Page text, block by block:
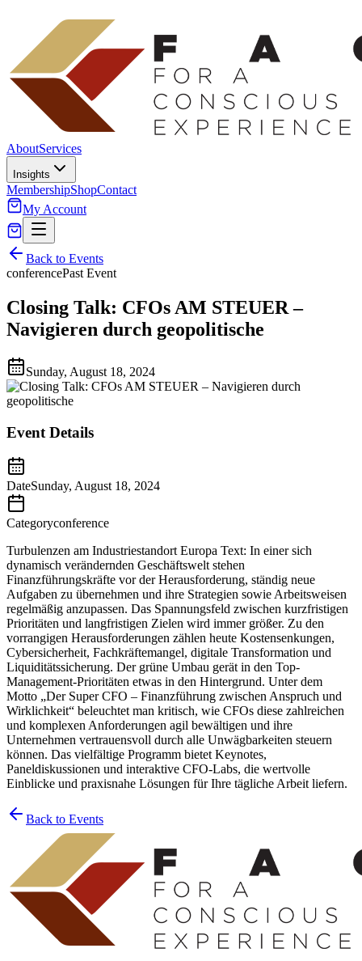
AboutServices
Insights
MembershipShopContact
My Account
Back to Events
conferencePast Event
Closing Talk: CFOs AM STEUER –
Navigieren durch geopolitische
Sunday, August 18, 2024
Event Details
DateSunday, August 18, 2024
Categoryconference
Turbulenzen am Industriestandort Europa Text: In einer sich
dynamisch verändernden Geschäftswelt stehen
Finanzführungskräfte vor der Herausforderung, ständig neue
Aufgaben zu übernehmen und ihre Strategien sowie Arbeitsweisen
regelmäßig anzupassen. Das Spannungsfeld zwischen kurzfristigen
Prioritäten und langfristigen Zielen wird immer größer. Zu den
vorrangigen Herausforderungen zählen heute Kostensenkungen,
Cybersicherheit, Fachkräftemangel, digitale Transformation und
Liquiditätssicherung. Der grüne Umbau gerät in den Top-
Management-Prioritäten etwas in den Hintergrund. Unter dem
Motto „Der Super CFO – Finanzführung zwischen Anspruch und
Wirklichkeit“ beleuchtet man kritisch, wie CFOs diese zahlreichen
und komplexen Anforderungen agil bewältigen und ihre
Unternehmen vertrauensvoll durch alle Unwägbarkeiten steuern
können. Das vielfältige Programm bietet Keynotes,
Paneldiskussionen und interaktive CFO-Labs, die wertvolle
Einblicke und praxisnahe Lösungen für Ihre tägliche Arbeit liefern.
Back to Events